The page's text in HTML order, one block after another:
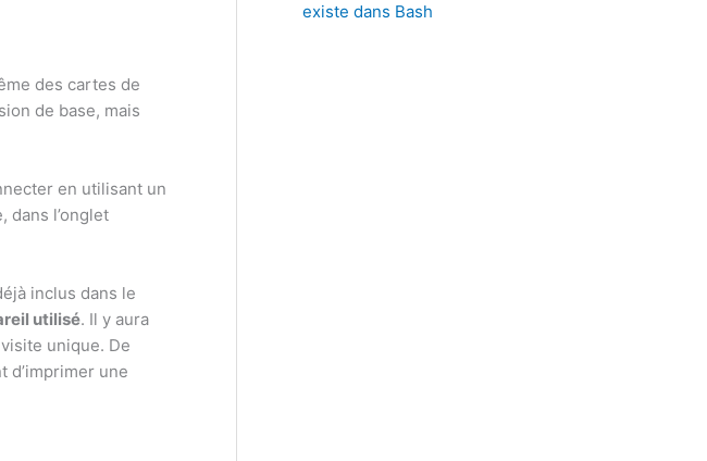
des cartes de
de base, mais
en utilisant un
dans l’onglet
inclus dans le
utilisé. Il y aura
unique. De
d’imprimer une
existe dans Bash